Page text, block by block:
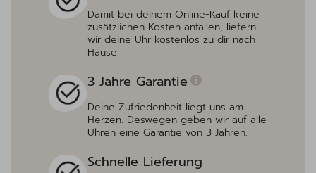
Damit bei deinem Online-Kauf keine
zusätzlichen Kosten anfallen, liefern
wir deine Uhr kostenlos zu dir nach
Hause.
3 Jahre Garantie
Deine Zufriedenheit liegt uns am
Herzen. Deswegen geben wir auf alle
Uhren eine Garantie von 3 Jahren.
Schnelle Lieferung